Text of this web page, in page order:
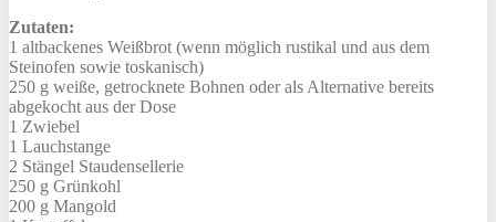
Zutaten:
1 altbackenes Weißbrot (wenn möglich rustikal und aus dem
Steinofen sowie toskanisch)
250 g weiße, getrocknete Bohnen oder als Alternative bereits
abgekocht aus der Dose
1 Zwiebel
1 Lauchstange
2 Stängel Staudensellerie
250 g Grünkohl
200 g Mangold